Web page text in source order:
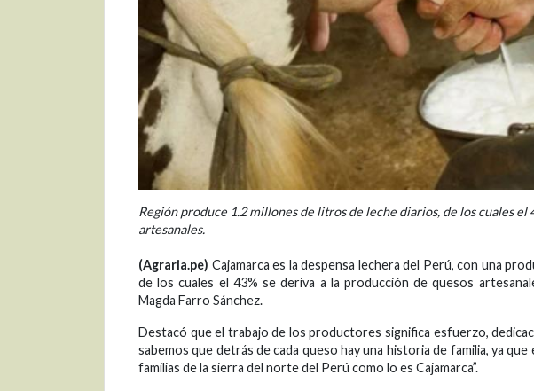
Región produce 1.2 millones de litros de leche diarios, de los cuales el
artesanales.
(Agraria.pe) Cajamarca es la despensa lechera del Perú, con una
de los cuales el 43% se deriva a la producción de quesos
Magda Farro Sánchez.
Destacó que el trabajo de los productores significa esfuerzo,
sabemos que detrás de cada queso hay una historia de familia, ya
familias de la sierra del norte del Perú como lo es Cajamarca”.